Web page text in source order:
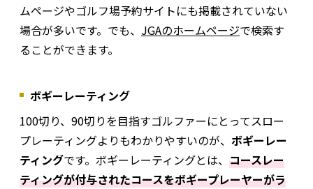
ムページやゴルフ場予約サイトにも掲載されていない
場合が多いです。でも、 JGAのホームページで検索す
ることができます。
ボギーレーティング
100切り、90切りを目指すゴルファーにとってスロー
プレーティングよりもわかりやすいのが、 ボギーレー
ティングです。ボギーレーティングとは、 コースレー
ティングが付与されたコースをボギープレーヤーがラ